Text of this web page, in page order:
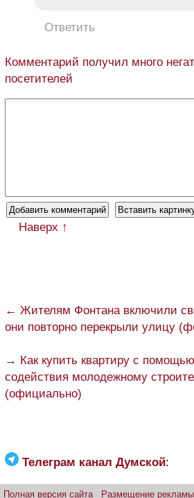
Ответить
Комментарий получил много
посетителей
Наверх ↑
← Жителям Фонтана включили
они повторно перекрыли улицу
→ Как купить квартиру с
содействия молодежному
(официально)
Телеграм канал Думской:
Полная версия сайта Размещение рекламы